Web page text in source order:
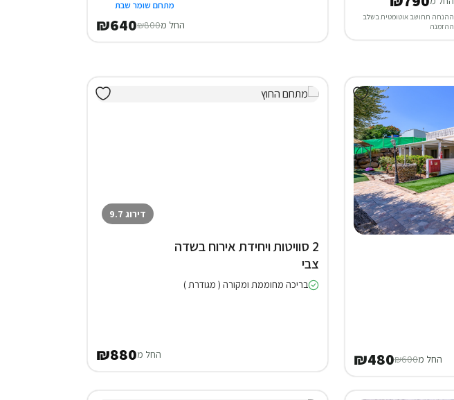
ההנחה תחושב אוטומטית בשלב
ההזמנה
מתחם שומר שבת
החל מ₪800
₪640
החל מ₪600
₪480
דירוג 9.7
2 סוויטות ויחידת אירוח בשדה
צבי
בריכה מחוממת ומקורה ( מגודרת )
החל מ₪880